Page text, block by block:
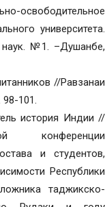
освободительное
университета.
наук. №1. –Душанбе,
//Равзанаи
101.
история Индии //
конференции
и студентов,
Республики
таджикско-